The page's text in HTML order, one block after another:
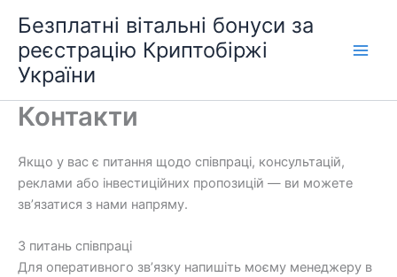
вмісту
Безплатні вітальні бонуси за
реєстрацію Криптобіржі
України
Контакти
Якщо у вас є питання щодо співпраці, консультацій,
реклами або інвестиційних пропозицій — ви можете
зв’язатися з нами напряму.
З питань співпраці
Для оперативного зв’язку напишіть моєму менеджеру в